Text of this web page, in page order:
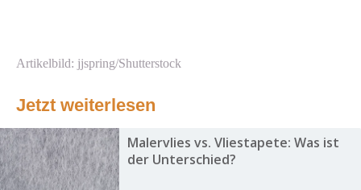
Artikelbild: jjspring/Shutterstock
Jetzt weiterlesen
Malervlies vs. Vliestapete: Was ist
der Unterschied?